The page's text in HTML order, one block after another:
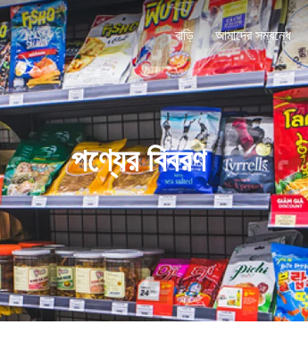
বাড়ি আমাদের সম্বন্ধে
পণ্যের বিবরণ